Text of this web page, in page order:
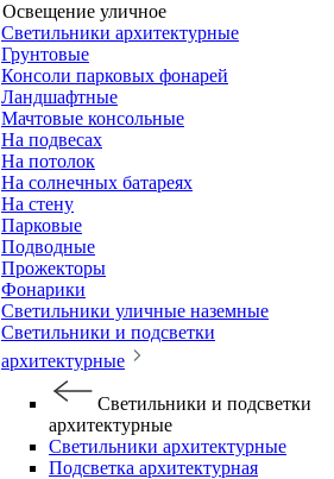
Освещение уличное
Светильники архитектурные
Грунтовые
Консоли парковых фонарей
Ландшафтные
Мачтовые консольные
На подвесах
На потолок
На солнечных батареях
На стену
Парковые
Подводные
Прожекторы
Фонарики
Светильники уличные наземные
Светильники и подсветки
архитектурные
Светильники и подсветки
архитектурные
Светильники архитектурные
Подсветка архитектурная